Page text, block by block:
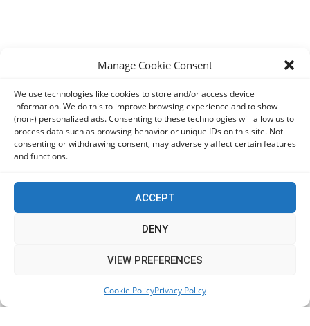
Manage Cookie Consent
We use technologies like cookies to store and/or access device
information. We do this to improve browsing experience and to show
(non-) personalized ads. Consenting to these technologies will allow us to
process data such as browsing behavior or unique IDs on this site. Not
consenting or withdrawing consent, may adversely affect certain features
and functions.
ACCEPT
DENY
VIEW PREFERENCES
Cookie PolicyPrivacy Policy
This website uses cookies to improve your experience. We'll
Accept
Read More